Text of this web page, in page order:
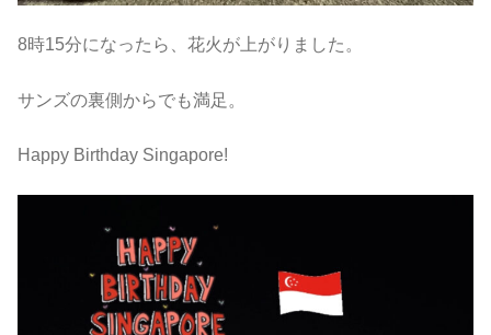
8時15分になったら、花火が上がりました。
サンズの裏側からでも満足。
Happy Birthday Singapore!